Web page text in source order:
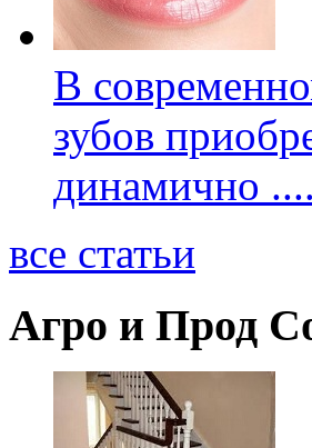
В
зубов
динамично
все статьи
Агро и Прод